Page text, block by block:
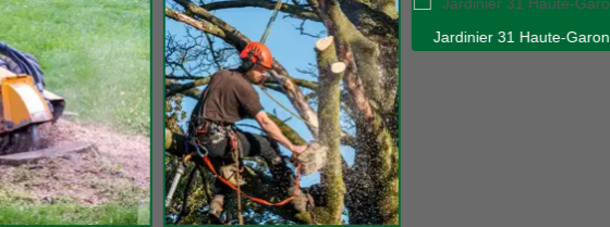
Jardinier 31 Haute-Garonne